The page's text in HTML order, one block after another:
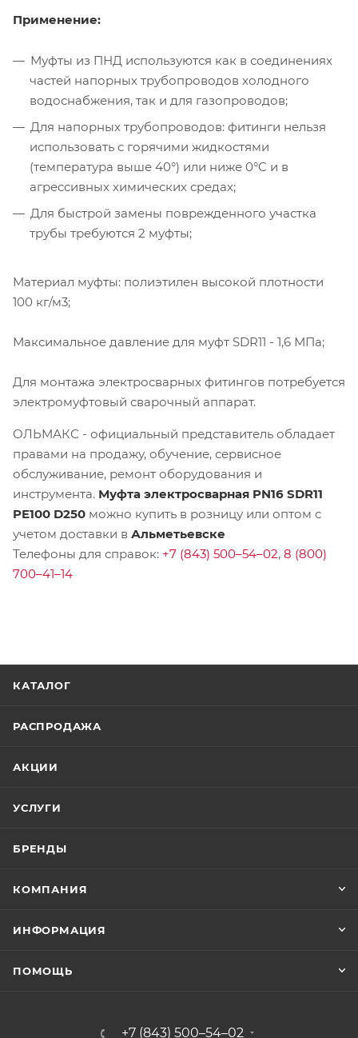
Применение:
Муфты из ПНД используются как в соединениях
частей напорных трубопроводов холодного
водоснабжения, так и для газопроводов;
Для напорных трубопроводов: фитинги нельзя
использовать с горячими жидкостями
(температура выше 40°) или ниже 0°C и в
агрессивных химических средах;
Для быстрой замены поврежденного участка
трубы требуются 2 муфты;
Материал муфты: полиэтилен высокой плотности
100 кг/м3;
Максимальное давление для муфт SDR11 - 1,6 МПа;
Для монтажа электросварных фитингов потребуется
электромуфтовый сварочный аппарат.
ОЛЬМАКС - официальный представитель обладает
правами на продажу, обучение, сервисное
обслуживание, ремонт оборудования и
инструмента. Муфта электросварная PN16 SDR11
PE100 D250 можно купить в розницу или оптом с
учетом доставки в Альметьевске
Телефоны для справок: +7 (843) 500–54–02, 8 (800)
700–41–14
КАТАЛОГ
РАСПРОДАЖА
АКЦИИ
УСЛУГИ
БРЕНДЫ
КОМПАНИЯ
ИНФОРМАЦИЯ
ПОМОЩЬ
+7 (843) 500–54–02